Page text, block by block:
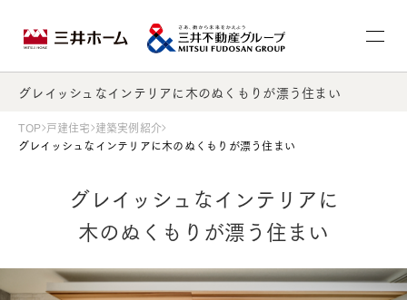
グレイッシュなインテリアに木のぬくもりが漂う住まい
TOP 戸建住宅 建築実例紹介
グレイッシュなインテリアに木のぬくもりが漂う住まい
グレイッシュなインテリアに
木のぬくもりが漂う住まい